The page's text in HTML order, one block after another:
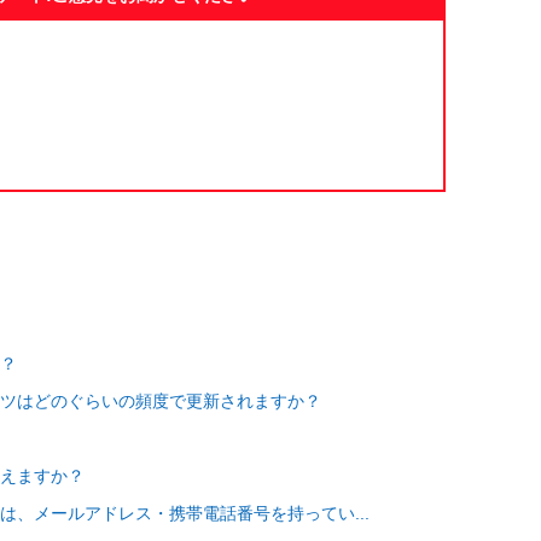
はどのぐらいの頻度で更新されますか？
ますか？
、メールアドレス・携帯電話番号を持ってい...